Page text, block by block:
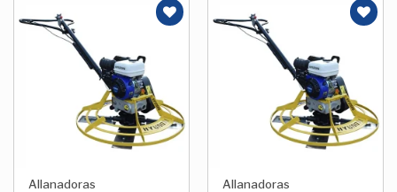
Lista de
deseos
Allanadoras
Lista de
deseos
Allanadoras